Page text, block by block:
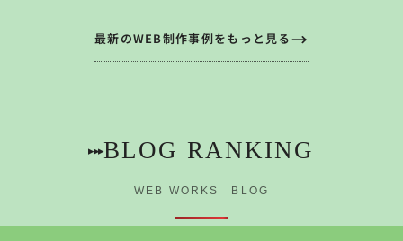
最新のWEB制作事例をもっと見る
▸▸▸BLOG RANKING
WEB WORKS BLOG